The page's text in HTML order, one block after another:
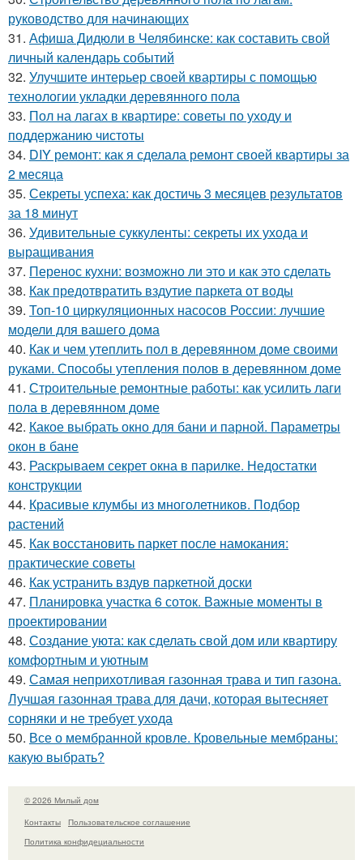
руководство для начинающих
31. Афиша Дидюли в Челябинске: как составить свой
личный календарь событий
32. Улучшите интерьер своей квартиры с помощью
технологии укладки деревянного пола
33. Пол на лагах в квартире: советы по уходу и
поддержанию чистоты
34. DIY ремонт: как я сделала ремонт своей квартиры за
2 месяца
35. Секреты успеха: как достичь 3 месяцев результатов
за 18 минут
36. Удивительные суккуленты: секреты их ухода и
выращивания
37. Перенос кухни: возможно ли это и как это сделать
38. Как предотвратить вздутие паркета от воды
39. Топ-10 циркуляционных насосов России: лучшие
модели для вашего дома
40. Как и чем утеплить пол в деревянном доме своими
руками. Способы утепления полов в деревянном доме
41. Строительные ремонтные работы: как усилить лаги
пола в деревянном доме
42. Какое выбрать окно для бани и парной. Параметры
окон в бане
43. Раскрываем секрет окна в парилке. Недостатки
конструкции
44. Красивые клумбы из многолетников. Подбор
растений
45. Как восстановить паркет после намокания:
практические советы
46. Как устранить вздув паркетной доски
47. Планировка участка 6 соток. Важные моменты в
проектировании
48. Создание уюта: как сделать свой дом или квартиру
комфортным и уютным
49. Самая неприхотливая газонная трава и тип газона.
Лучшая газонная трава для дачи, которая вытесняет
сорняки и не требует ухода
50. Все о мембранной кровле. Кровельные мембраны:
какую выбрать?
© 2026 Милый дом
Контакты
Пользовательское соглашение
Политика конфидециальности